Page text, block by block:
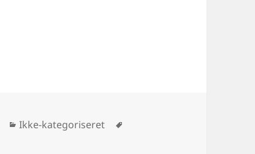
Kategorier
Ikke-kategoriseret